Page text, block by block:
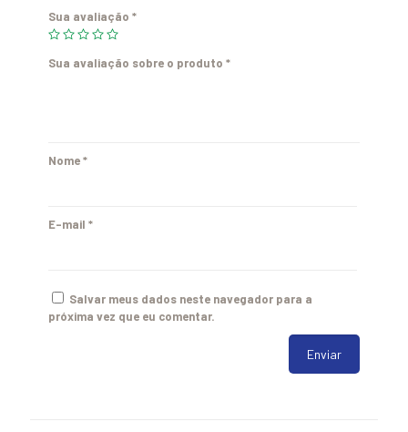
Sua avaliação *
Sua avaliação sobre o produto *
Nome*
E-mail *
Salvar meus dados neste navegador para a
próxima vez que eu comentar.